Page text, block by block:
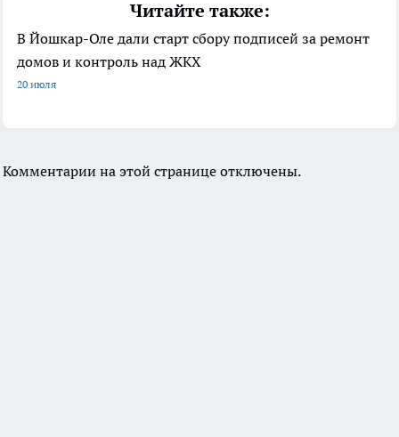
Читайте также:
В Йошкар-Оле дали старт сбору подписей за ремонт
домов и контроль над ЖКХ
20 июля
Комментарии на этой странице отключены.